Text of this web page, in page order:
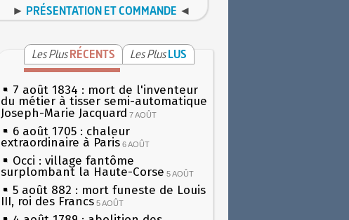
► PRÉSENTATION ET COMMANDE ◄
Les Plus RÉCENTS Les Plus LUS
7 août 1834 : mort de l'inventeur
du métier à tisser semi-automatique
Joseph-Marie Jacquard 7 AOÛT
6 août 1705 : chaleur
extraordinaire à Paris 6 AOÛT
Occi : village fantôme
surplombant la Haute-Corse 5 AOÛT
5 août 882 : mort funeste de Louis
III, roi des Francs 5 AOÛT